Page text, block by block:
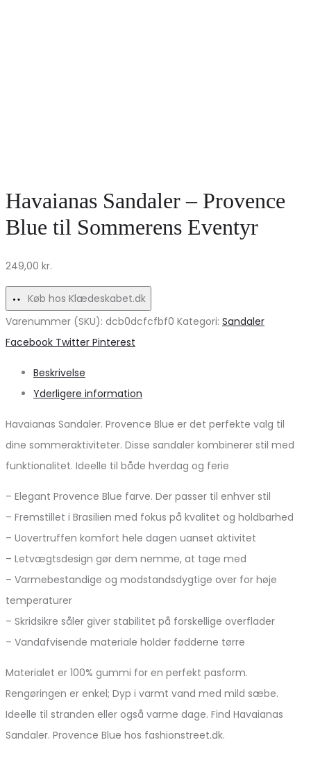
Havaianas Sandaler – Provence
Blue til Sommerens Eventyr
249,00 kr.
Køb hos Klædeskabet.dk
Varenummer (SKU): dcb0dcfcfbf0 Kategori: Sandaler
Share
Facebook Twitter Pinterest
Beskrivelse
Yderligere information
Havaianas Sandaler. Provence Blue er det perfekte valg til
dine sommeraktiviteter. Disse sandaler kombinerer stil med
funktionalitet. Ideelle til både hverdag og ferie
– Elegant Provence Blue farve. Der passer til enhver stil
– Fremstillet i Brasilien med fokus på kvalitet og holdbarhed
– Uovertruffen komfort hele dagen uanset aktivitet
– Letvægtsdesign gør dem nemme, at tage med
– Varmebestandige og modstandsdygtige over for høje
temperaturer
– Skridsikre såler giver stabilitet på forskellige overflader
– Vandafvisende materiale holder fødderne tørre
Materialet er 100% gummi for en perfekt pasform.
Rengøringen er enkel; Dyp i varmt vand med mild sæbe.
Ideelle til stranden eller også varme dage. Find Havaianas
Sandaler. Provence Blue hos fashionstreet.dk.